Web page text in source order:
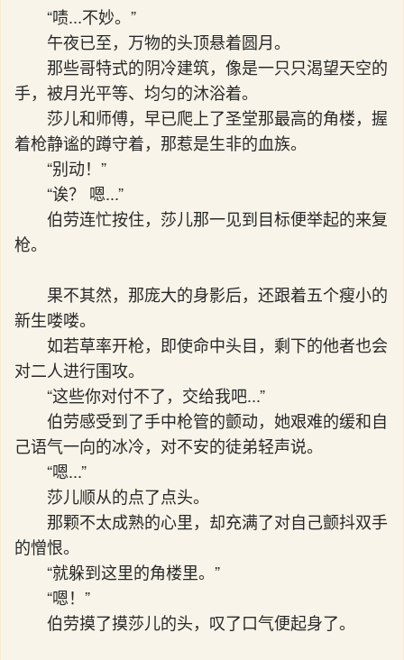
“啧...不妙。”
午夜已至，万物的头顶悬着圆月。
那些哥特式的阴冷建筑，像是一只只渴望天空的
手，被月光平等、均匀的沐浴着。
莎儿和师傅，早已爬上了圣堂那最高的角楼，握
着枪静谧的蹲守着，那惹是生非的血族。
“别动！”
“诶？ 嗯...”
伯劳连忙按住，莎儿那一见到目标便举起的来复
枪。
果不其然，那庞大的身影后，还跟着五个瘦小的
新生喽喽。
如若草率开枪，即使命中头目，剩下的他者也会
对二人进行围攻。
“这些你对付不了，交给我吧...”
伯劳感受到了手中枪管的颤动，她艰难的缓和自
己语气一向的冰冷，对不安的徒弟轻声说。
“嗯...”
莎儿顺从的点了点头。
那颗不太成熟的心里，却充满了对自己颤抖双手
的憎恨。
“就躲到这里的角楼里。”
“嗯！”
伯劳摸了摸莎儿的头，叹了口气便起身了。